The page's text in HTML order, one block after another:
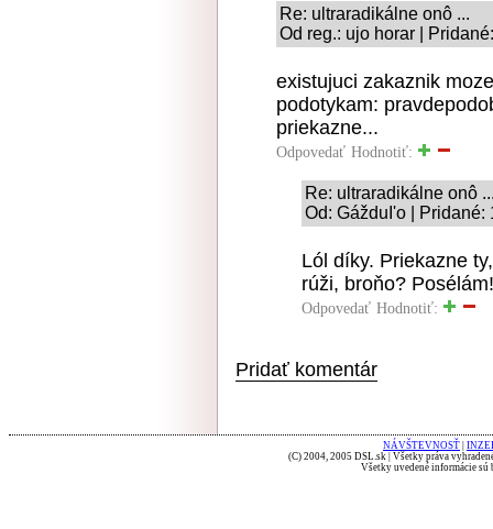
Re: ultraradikálne onô ...
Od reg.: ujo horar |
existujuci zakaznik
podotykam:
priekazne...
Odpovedať Hodnotiť:
Re: ultraradikálne onô
Od: GážduI'o | Pridané:
Lól díky. Priekazne
rúži, broňo? Posélám!
Odpovedať Hodnotiť:
Pridať komentár
NÁVŠTEVNOSŤ
(C) 2004, 2005 DSL.sk | Všetky práva
Všetky uvedené informácie sú